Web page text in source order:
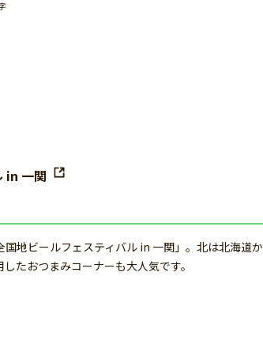
in 一関
地ビールフェスティバル in 一関」。北は北海道
たおつまみコーナーも大人気です。